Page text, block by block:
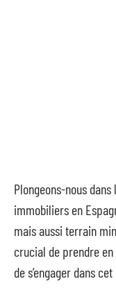
Plongeons-nous
immobiliers en
mais aussi terrain
crucial de prendre
de s’engager dans